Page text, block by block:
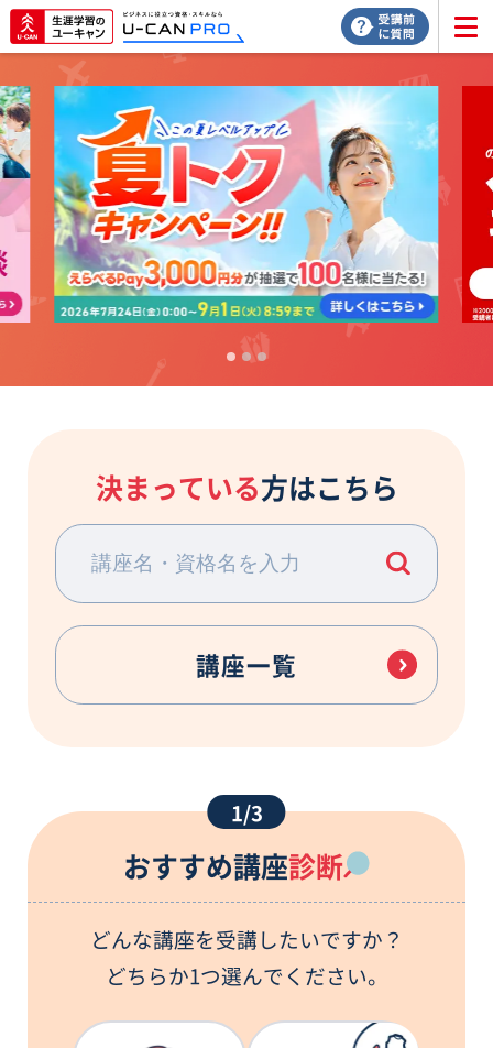
決まっている方はこちら
講座一覧
1/3
おすすめ講座診断
どんな講座を受講したいですか？
どちらか1つ選んでください。